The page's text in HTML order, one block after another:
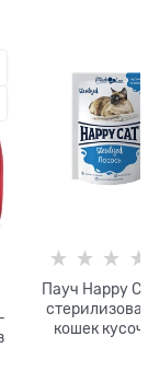
Пауч Happy
кошек